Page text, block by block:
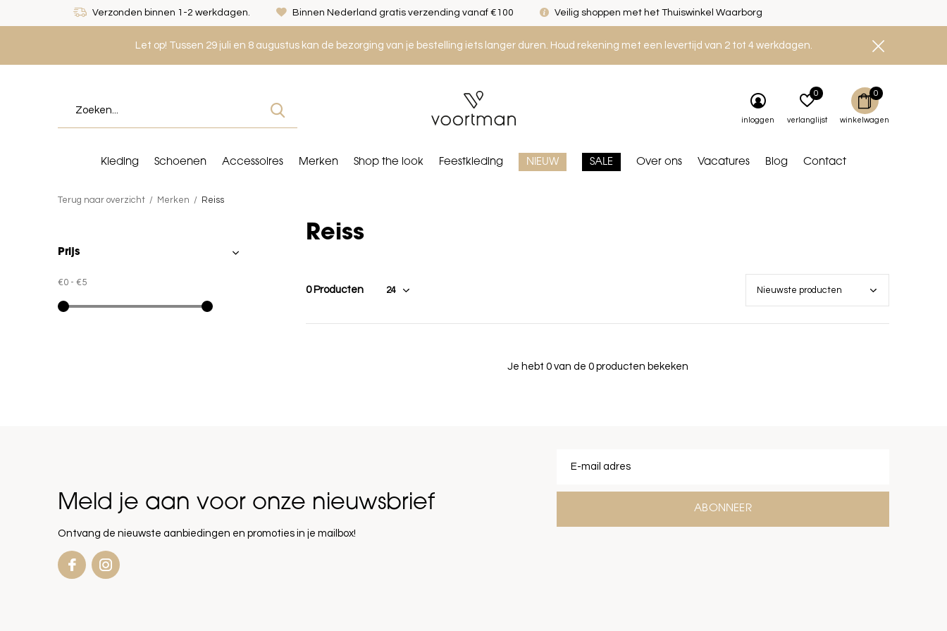
Let op! Tussen 29 juli en 8 augustus kan de bezorging van je bestelling iets langer duren. Houd rekening met een levertijd van 2 tot 4 werkdagen.
Kleding Schoenen Accessoires Merken Shop the look Feestkleding NIEUW SALE Over ons Vacatures Blog Contact
inloggen verlanglijst
0
winkelwagen
0
Verzonden binnen 1-2 werkdagen. Binnen Nederland gratis verzending vanaf €100 Veilig shoppen met het Thuiswinkel Waarborg
Terug naar overzicht Merken Reiss
Reiss
0 Producten
Je hebt 0 van de 0 producten bekeken
Prijs
€0 - €5
Meld je aan voor onze nieuwsbrief
Ontvang de nieuwste aanbiedingen en promoties in je mailbox!
ABONNEER